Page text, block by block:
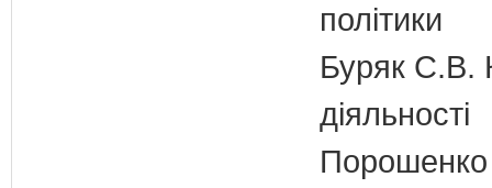
політики
Буряк С.В.
діяльності
Порошенко